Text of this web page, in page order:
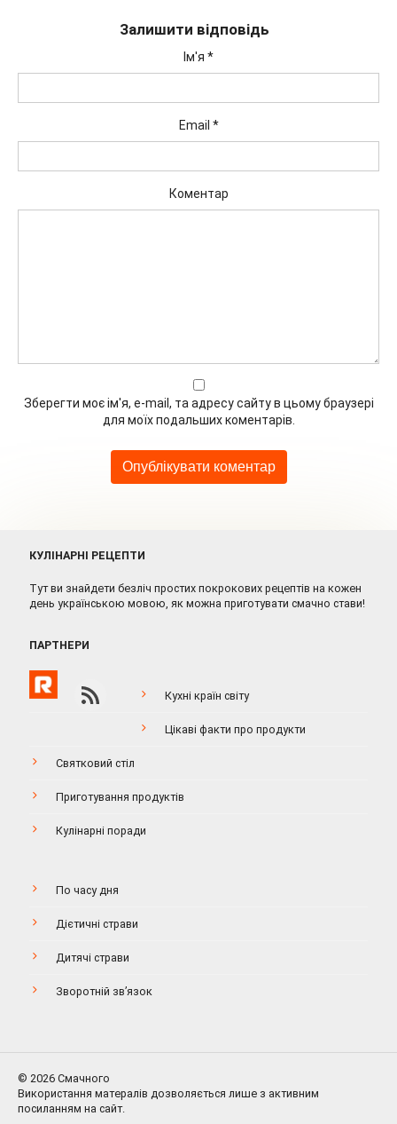
Залишити відповідь
Ім'я *
Email *
Коментар
Зберегти моє ім'я, e-mail, та адресу сайту в цьому браузері
для моїх подальших коментарів.
КУЛІНАРНІ РЕЦЕПТИ
Тут ви знайдети безліч простих покрокових рецептів на кожен
день українською мовою, як можна приготувати смачно стави!
ПАРТНЕРИ
Кухні країн світу
Цікаві факти про продукти
Святковий стіл
Приготування продуктів
Кулінарні поради
По часу дня
Дієтичні страви
Дитячі страви
Зворотній зв’язок
© 2026 Смачного
Використання матералів дозволяється лише з активним
посиланням на сайт.